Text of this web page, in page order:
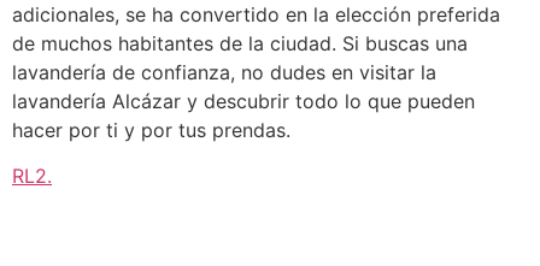
adicionales, se ha convertido en la elección preferida
de muchos habitantes de la ciudad. Si buscas una
lavandería de confianza, no dudes en visitar la
lavandería Alcázar y descubrir todo lo que pueden
hacer por ti y por tus prendas.
RL2.